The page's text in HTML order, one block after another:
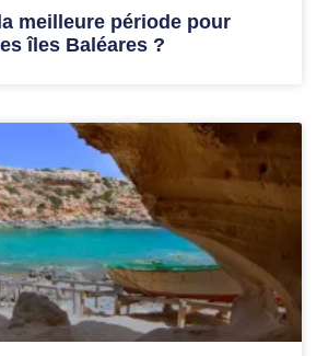
meilleure période pour
îles Baléares ?